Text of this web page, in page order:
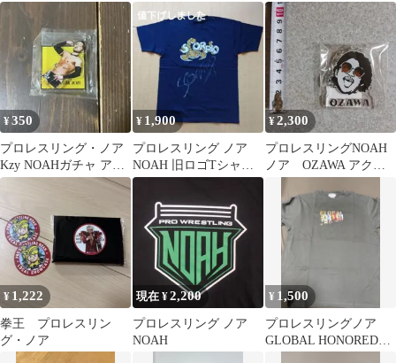
小柳勇斗 鶴屋浩斗
ブラック
BIRD Tシャツ ブラック
¥350
プロレスリング・ノア
Kzy NOAHガチャ アク
リルキーホルダー
¥ 1,900
プロレスリング ノア
NOAH 旧ロゴTシャツ
紺色 LLサイズ
¥2,300
プロレスリングNOAH
ノア OZAWA アクリ
ギュア
¥ 1,222
拳王 プロレスリン
グ・ノア
現在 ¥2,200
プロレスリング ノア
NOAH
¥ 1,500
プロレスリングノア
GLOBAL HONORED